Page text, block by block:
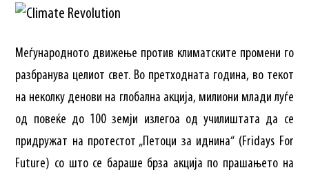
Меѓународното движење против климатските промени го
разбранува целиот свет. Во претходната година, во текот
на неколку денови на глобална акција, милиони млади луѓе
од повеќе до 100 земји излегоа од училиштата да се
придружат на протестот „Петоци за иднина“ (Fridays For
Future) со што се бараше брза акција по прашањето на